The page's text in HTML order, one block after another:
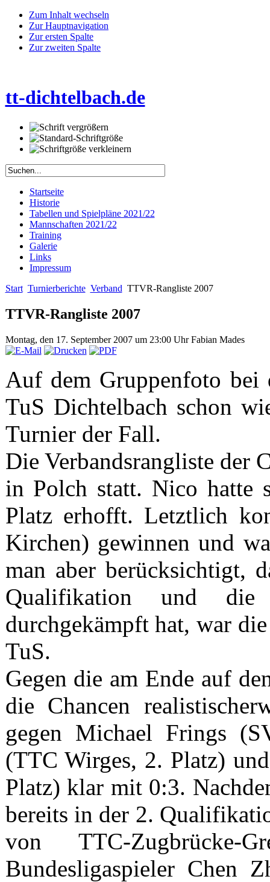
Zum Inhalt wechseln
Zur Hauptnavigation
Zur ersten Spalte
Zur zweiten Spalte
tt-dichtelbach.de
Startseite
Historie
Tabellen und Spielpläne 2021/22
Mannschaften 2021/22
Training
Galerie
Links
Impressum
Start Turnierberichte Verband TTVR-Rangliste 2007
TTVR-Rangliste 2007
Montag, den 17. September 2007 um 23:00 UhrFabian Mades
Auf dem Gruppenfoto bei
TuS Dichtelbach schon
Turnier der Fall.
Die Verbandsrangliste der
in Polch statt. Nico hatte
Platz erhofft. Letztlich
Kirchen) gewinnen und
man aber berücksichtigt,
Qualifikation und die
durchgekämpft hat, war
TuS.
Gegen die am Ende auf
die Chancen
gegen Michael Frings
(TTC Wirges, 2. Platz)
Platz) klar mit 0:3.
bereits in der 2.
von TTC-Zugbrücke-
Bundesligaspieler Chen